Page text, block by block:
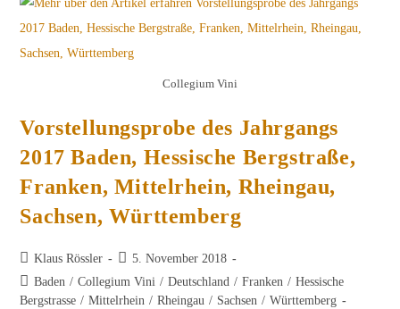
Collegium Vini
Vorstellungsprobe des Jahrgangs
2017 Baden, Hessische Bergstraße,
Franken, Mittelrhein, Rheingau,
Sachsen, Württemberg
Beitrags-
Autor:
Klaus Rössler
Beitrag
veröffentlicht:
5. November 2018
Beitrags-
Kategorie:
Baden / Collegium Vini / Deutschland / Franken / Hessische
Bergstrasse / Mittelrhein / Rheingau / Sachsen / Württemberg